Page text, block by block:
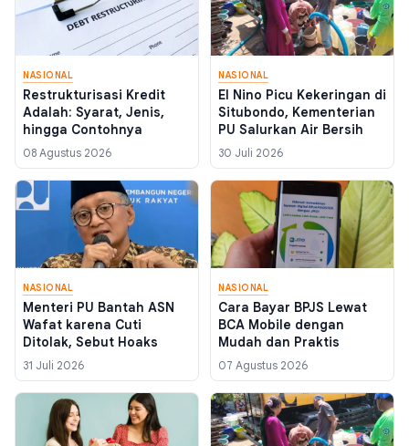
NASIONAL
Restrukturisasi Kredit
Adalah: Syarat, Jenis,
hingga Contohnya
08 Agustus 2026
NASIONAL
El Nino Picu Kekeringan di
Situbondo, Kementerian
PU Salurkan Air Bersih
30 Juli 2026
NASIONAL
Menteri PU Bantah ASN
Wafat karena Cuti
Ditolak, Sebut Hoaks
31 Juli 2026
NASIONAL
Cara Bayar BPJS Lewat
BCA Mobile dengan
Mudah dan Praktis
07 Agustus 2026